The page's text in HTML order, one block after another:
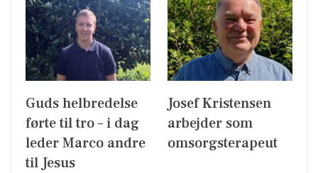
Guds helbredelse
førte til tro – i dag
leder Marco andre
til Jesus
Josef Kristensen
arbejder som
omsorgsterapeut